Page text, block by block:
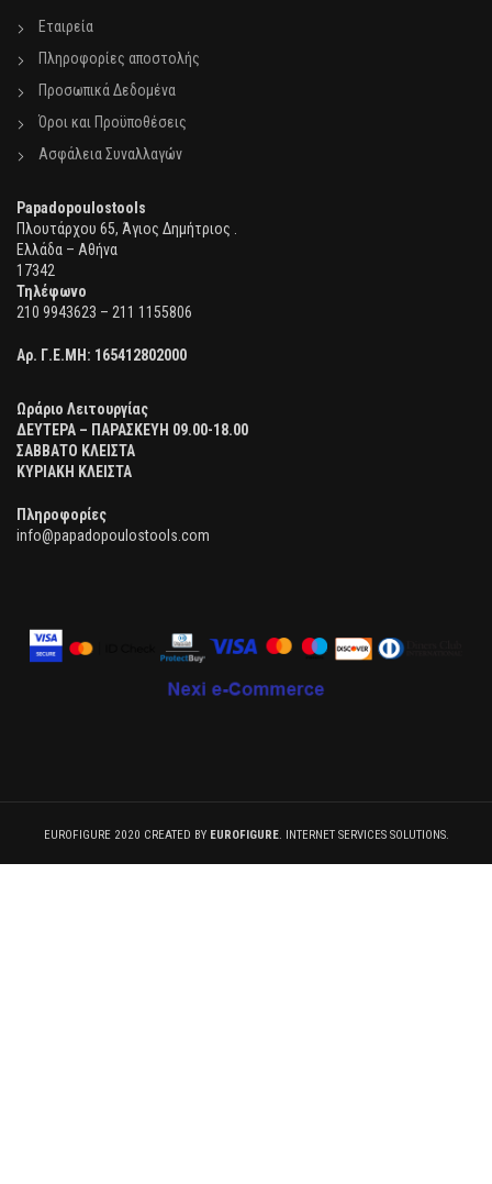
Εταιρεία
Πληροφορίες αποστολής
Προσωπικά Δεδομένα
Όροι και Προϋποθέσεις
Ασφάλεια Συναλλαγών
Papadopoulostools
Πλουτάρχου 65, Άγιος Δημήτριος .
Ελλάδα – Αθήνα
17342
Τηλέφωνο
210 9943623 – 211 1155806
Αρ. Γ.Ε.ΜΗ: 165412802000
Ωράριο Λειτουργίας
ΔΕΥΤΕΡΑ – ΠΑΡΑΣΚΕΥΗ 09.00-18.00
ΣΑΒΒΑΤΟ ΚΛΕΙΣΤΑ
ΚΥΡΙΑΚΗ ΚΛΕΙΣΤΑ
Πληροφορίες
info@papadopoulostools.com
EUROFIGURE 2020 CREATED BY EUROFIGURE. INTERNET SERVICES SOLUTIONS.